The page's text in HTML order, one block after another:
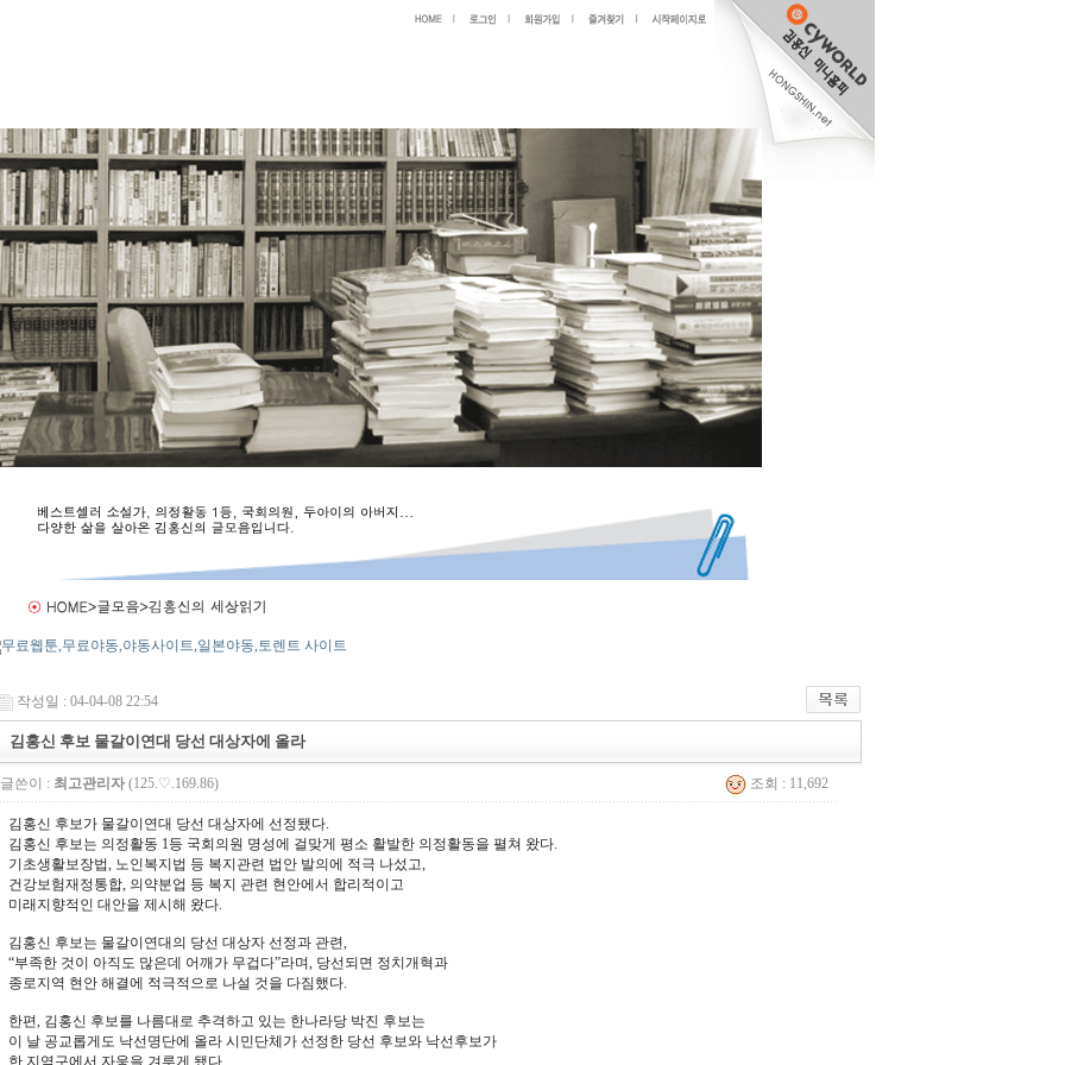
작성일 : 04-04-08 22:54
김홍신 후보 물갈이연대 당선 대상자에 올라
글쓴이 : 최고관리자(125.♡.169.86) 조회 : 11,692
김홍신 후보가 물갈이연대 당선 대상자에 선정됐다.
김홍신 후보는 의정활동 1등 국회의원 명성에 걸맞게 평소 활발한 의정활동을 펼쳐 왔다.
기초생활보장법, 노인복지법 등 복지관련 법안 발의에 적극 나섰고,
건강보험재정통합, 의약분업 등 복지 관련 현안에서 합리적이고
미래지향적인 대안을 제시해 왔다.
김홍신 후보는 물갈이연대의 당선 대상자 선정과 관련,
“부족한 것이 아직도 많은데 어깨가 무겁다”라며, 당선되면 정치개혁과
종로지역 현안 해결에 적극적으로 나설 것을 다짐했다.
한편, 김홍신 후보를 나름대로 추격하고 있는 한나라당 박진 후보는
이 날 공교롭게도 낙선명단에 올라 시민단체가 선정한 당선 후보와 낙선후보가
한 지역구에서 자웅을 겨루게 됐다.